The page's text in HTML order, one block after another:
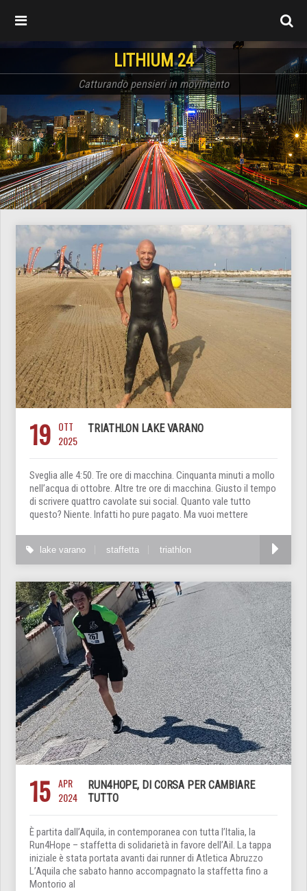
LITHIUM 24
Catturando pensieri in movimento
19 OTT
2025
TRIATHLON LAKE VARANO
Sveglia alle 4:50. Tre ore di macchina. Cinquanta minuti a mollo
nell’acqua di ottobre. Altre tre ore di macchina. Giusto il tempo
di scrivere quattro cavolate sui social. Quanto vale tutto
questo? Niente. Infatti ho pure pagato. Ma vuoi mettere
lake varano staffetta triathlon
15 APR
2024
RUN4HOPE, DI CORSA PER CAMBIARE
TUTTO
È partita dall’Aquila, in contemporanea con tutta l’Italia, la
Run4Hope – staffetta di solidarietà in favore dell’Ail. La tappa
iniziale è stata portata avanti dai runner di Atletica Abruzzo
L’Aquila che sabato hanno accompagnato la staffetta fino a
Montorio al